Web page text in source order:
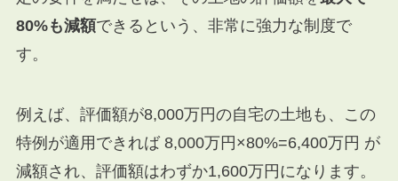
80%も減額できるという、非常に強力な制度で
す。
例えば、評価額が8,000万円の自宅の土地も、この
特例が適用できれば 8,000万円 ×80%=6,400万円 が
減額され、評価額はわずか1,600万円になります。